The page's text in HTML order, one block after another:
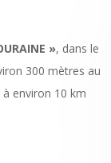
», dans le
300 mètres au
à environ 10 km